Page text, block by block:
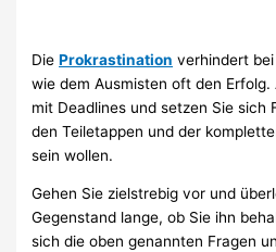
DieProkrastination verhindert
wie dem Ausmisten oft den Erfolg.
mit Deadlines und setzen Sie sich
den Teiletappen und der
sein wollen.
Gehen Sie zielstrebig vor und
Gegenstand lange, ob Sie ihn
sich die oben genannten Fragen